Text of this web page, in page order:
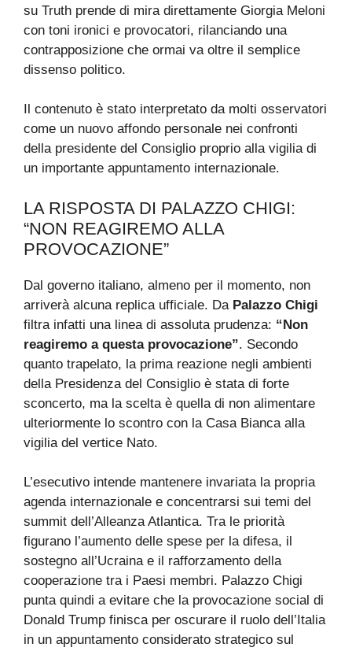
su Truth prende di mira direttamente Giorgia Meloni
con toni ironici e provocatori, rilanciando una
contrapposizione che ormai va oltre il semplice
dissenso politico.
Il contenuto è stato interpretato da molti osservatori
come un nuovo affondo personale nei confronti
della presidente del Consiglio proprio alla vigilia di
un importante appuntamento internazionale.
LA RISPOSTA DI PALAZZO CHIGI:
“NON REAGIREMO ALLA
PROVOCAZIONE”
Dal governo italiano, almeno per il momento, non
arriverà alcuna replica ufficiale. Da Palazzo Chigi
filtra infatti una linea di assoluta prudenza: “Non
reagiremo a questa provocazione”. Secondo
quanto trapelato, la prima reazione negli ambienti
della Presidenza del Consiglio è stata di forte
sconcerto, ma la scelta è quella di non alimentare
ulteriormente lo scontro con la Casa Bianca alla
vigilia del vertice Nato.
L’esecutivo intende mantenere invariata la propria
agenda internazionale e concentrarsi sui temi del
summit dell’Alleanza Atlantica. Tra le priorità
figurano l’aumento delle spese per la difesa, il
sostegno all’Ucraina e il rafforzamento della
cooperazione tra i Paesi membri. Palazzo Chigi
punta quindi a evitare che la provocazione social di
Donald Trump finisca per oscurare il ruolo dell’Italia
in un appuntamento considerato strategico sul